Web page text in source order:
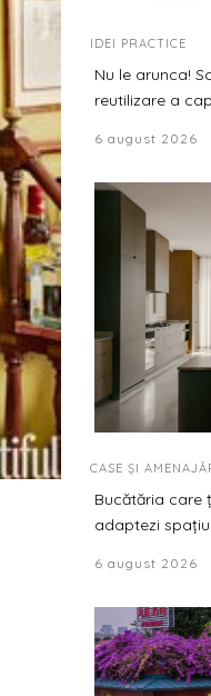
IDEI PRACTICE
Nu le arunca!
reutilizare a
6 august 2026
CASE ȘI
Bucătăria care
adaptezi
6 august 2026